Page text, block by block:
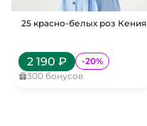
25 красно-белых роз Кения
2 190 ₽ -20%
300 бонусов